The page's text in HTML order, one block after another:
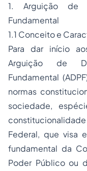
1. Arguição de
Fundamental
1.1 Conceito e
Para dar início
Arguição de
Fundamental
normas
sociedade,
Federal, que visa
fundamental da
Poder Público ou